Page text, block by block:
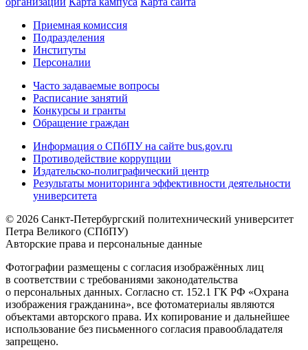
Приемная комиссия
Подразделения
Институты
Персоналии
Часто задаваемые вопросы
Расписание занятий
Конкурсы и гранты
Обращение граждан
Информация о СПбПУ на сайте bus.gov.ru
Противодействие коррупции
Издательско-полиграфический центр
Результаты мониторинга эффективности деятельности
университета
© 2026 Санкт-Петербургский политехнический университет
Петра Великого (СПбПУ)
Авторские права и персональные данные
Фотографии размещены с согласия изображённых лиц
в соответствии с требованиями законодательства
о персональных данных. Согласно ст. 152.1 ГК РФ «Охрана
изображения гражданина», все фотоматериалы являются
объектами авторского права. Их копирование и дальнейшее
использование без письменного согласия правообладателя
запрещено.